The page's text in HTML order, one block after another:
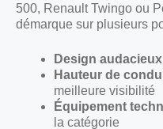
500, Renault Twingo ou
démarque sur plusieurs
Design audacieux
Hauteur de
meilleure visibilité
Équipement
la catégorie